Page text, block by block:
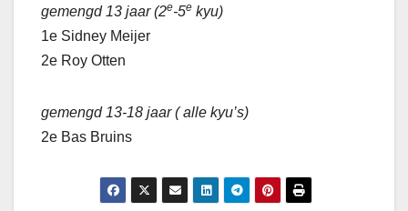
gemengd 13 jaar (2e-5e kyu)
1e Sidney Meijer
2e Roy Otten
gemengd 13-18 jaar ( alle kyu’s)
2e Bas Bruins